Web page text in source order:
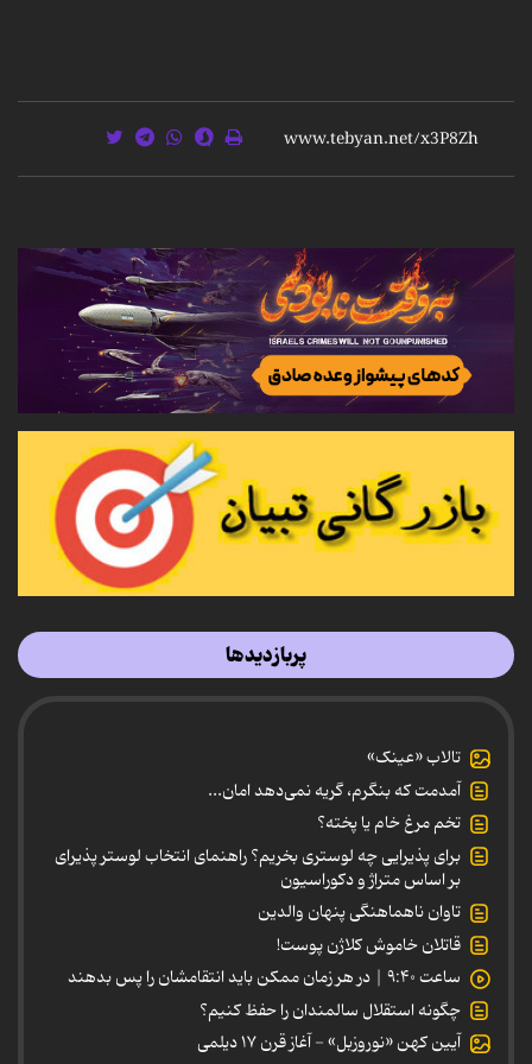
پربازدیدها
تالاب «عینک»
آمدمت که بنگرم، گریه نمی‌دهد امان...
تخم مرغ خام یا پخته؟
برای پذیرایی چه لوستری بخریم؟ راهنمای انتخاب لوستر پذیرای
بر اساس متراژ و دکوراسیون
تاوان ناهماهنگی پنهان والدین
قاتلان خاموش کلاژن پوست!
ساعت ۹:۴۰ | در هر زمان ممکن باید انتقامشان را پس بدهند
چگونه استقلال سالمندان را حفظ کنیم؟
آیین کهن «نوروزبل» - آغاز قرن ۱۷ دیلمی